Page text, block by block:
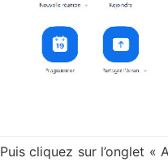
Puis cliquez sur l’onglet «